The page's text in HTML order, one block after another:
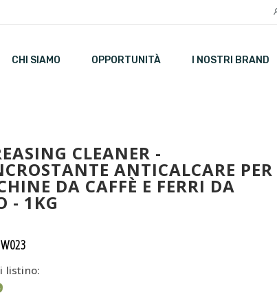
CHI SIAMO OPPORTUNITÀ I NOSTRI BRAND
CLEANER -
ANTICALCARE PER
DA CAFFÈ E FERRI DA
- 1KG
listino: